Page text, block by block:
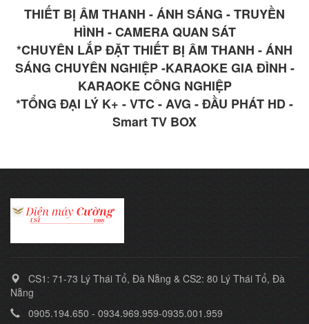
THIẾT BỊ ÂM THANH - ÁNH SÁNG - TRUYỀN
HÌNH - CAMERA QUAN SÁT
*CHUYÊN LẮP ĐẶT THIẾT BỊ ÂM THANH - ÁNH
SÁNG CHUYÊN NGHIỆP -KARAOKE GIA ĐÌNH -
KARAOKE CÔNG NGHIỆP
*TỔNG ĐẠI LÝ K+ - VTC - AVG - ĐẦU PHÁT HD -
Smart TV BOX
CS1: 71-73 Lý Thái Tổ, Đà Nẵng & CS2: 80 Lý Thái Tổ, Đà
Nẵng
0905.194.650 - 0934.969.959-0935.001.959